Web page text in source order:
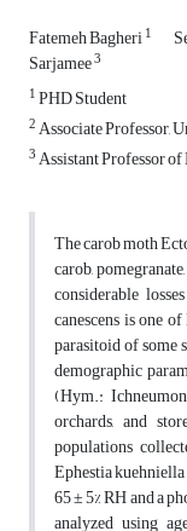
Fatemeh Bagheri1
Sarjamee3
1PHD Student
2Associate Professor,
3Assistant Professor
The carob moth
carob,
considerable
canescens is one
parasitoid of some
demographic
(Hym.:
orchards, and
populations
Ephestia
65 ± 5% RH and a
analyzed using